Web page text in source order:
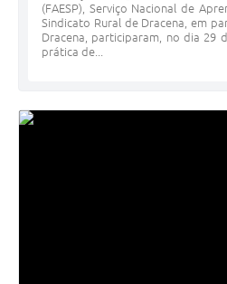
(FAESP), Serviço Nacional de
Sindicato Rural de Dracena, em
Dracena, participaram, no dia 29
prática de...